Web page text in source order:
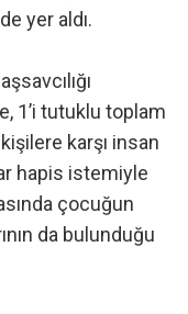
yer aldı.
1’i tutuklu toplam
kişilere karşı insan
hapis istemiyle
çocuğun
da bulunduğu